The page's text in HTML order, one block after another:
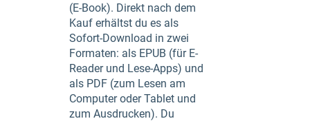
(E-Book). Direkt nach dem
Kauf erhältst du es als
Sofort-Download in zwei
Formaten: als EPUB (für E-
Reader und Lese-Apps) und
als PDF (zum Lesen am
Computer oder Tablet und
zum Ausdrucken). Du